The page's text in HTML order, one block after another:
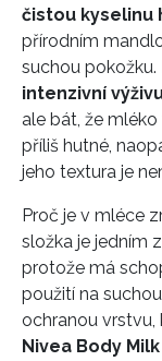
čistou kyselinu
přírodním
suchou pokožku.
intenzivní
ale bát, že
příliš hutné,
jeho textura je
Proč je v mléce
složka je jedním
protože má
použití na
ochranou vrstvu,
Nivea Body